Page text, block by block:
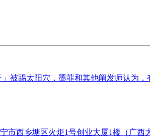
被踢太阳穴，墨菲和其他阐发师认为，
市西乡塘区火炬1号创业大厦1楼（广西